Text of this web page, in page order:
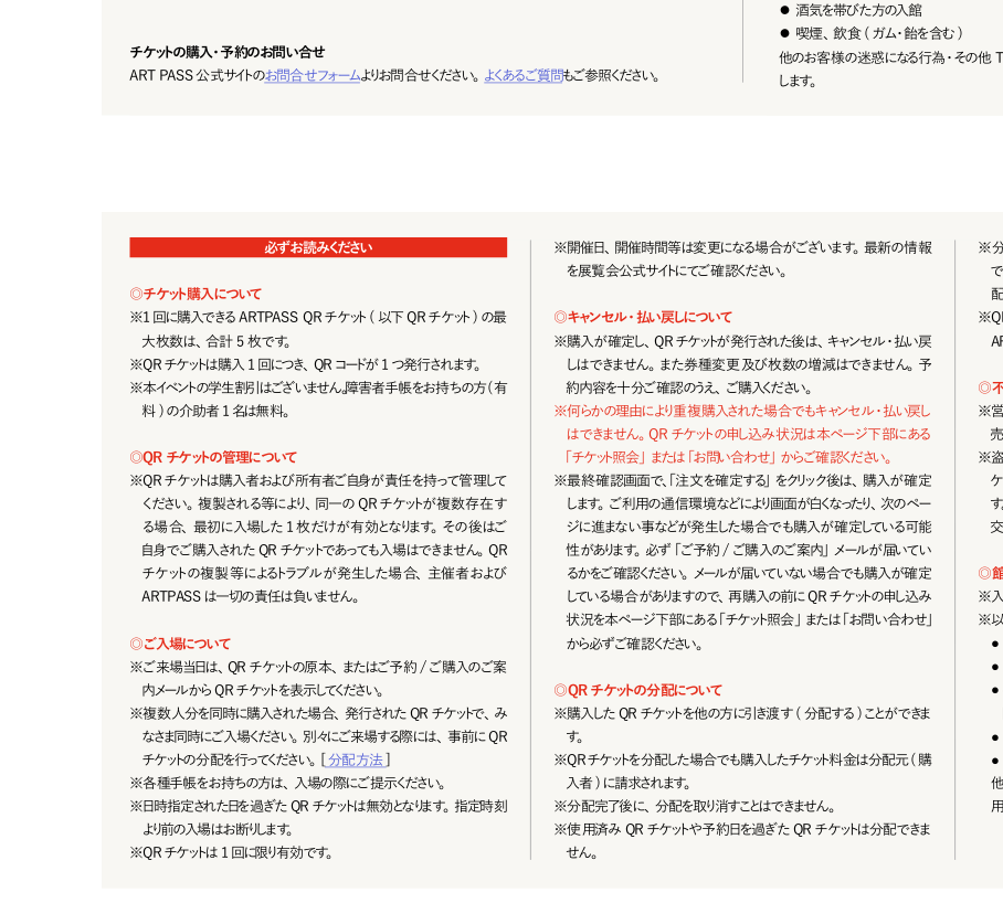
チケットの購入・予約のお問い合せ
ART PASS 公式サイトのお問 合 せフォームよりお 問 合 せください 。 よくあるご 質 問もご参 照ください。
⚫ 酒気を帯びた方の入館
⚫ 喫 煙 、飲 食 ( ガム・飴 を 含 む )
他のお客様の迷惑になる行為・その他
します。
必ずお読みください
◎チ ケット購 入 について
※1 回 に 購 入で きる A R T P A S S   Q R チ ケ ット ( 以 下 Q R チ ケ ット ) の 最
大枚数は、合計 5 枚です。
※QRチケットは購入 1回につき、QRコードが 1つ発行されます。
※本イベントの学生割引はございません。障害者手帳をお持ちの方( 有
料 ) の介助者 1 名は無料。
◎Q R チ ケットの 管 理 について
※Q R チ ケ ットは 購 入 者 お よ び 所 有 者 ご 自 身 が 責 任 を 持 って 管 理 して
ください。複製される等により、同一のQRチケットが複数存在す
る 場 合 、最 初 に 入 場した 1 枚 だ け が 有 効となります。その 後 はご
自身でご購入されたQR チケットであっても入場はできません。QR
チ ケ ット の 複 製 等 に よるトラブ ル が 発 生し た 場 合 、 主 催 者 お よ び
ARTPASSは一切の責任は負いません。
◎ご入場について
※ご 来 場 当 日 は 、Q R チ ケ ット の 原 本 、ま た は ご 予 約 / ご 購 入 の ご 案
内 メー ル か ら Q R チ ケ ットを 表 示 してくだ さい 。
※複 数 人分を同時に購入された場 合、発行された QR チケットで、み
なさま同時にご入場ください。別々にご来場する際には、事前に QR
チ ケ ット の 分 配 を 行 ってくだ さい 。[
分配方法 ]
※各種手帳をお持ちの方は、入場の際にご提示ください。
※日時指定された日を過ぎた QR チケットは無効となります。指定時刻
より前 の 入 場 は お 断 りしま す。
※Q R チ ケ ットは 1 回 に 限 り有 効 で す 。
※開催日、開催時間等は変更になる場 合がございます。最新の情報
を 展 覧 会 公 式 サ イトに て ご 確 認 くだ さ い 。
◎キャンセル・払い戻しについて
※購入が確定し、QR チケットが発行された後は、キャンセル・払い戻
しはできません。また券 種 変 更 及び 枚 数の増 減はできません。予
約 内 容 を 十 分ご 確 認 のうえ 、ご 購 入ください 。
※何らかの理由により重複購入された場合でもキャンセル・払い戻し
は で きま せ ん 。Q R チ ケ ット の 申し 込 み 状 況 は 本 ペ ー ジ 下 部 に あ る
「 チ ケ ット 照 会 」ま た は「 お 問 い 合 わ せ 」 か ら ご 確 認 くだ さい 。
※最終確認画面で、「注文を確定する」をクリック後は、購入が確定
します。ご 利用の通 信環 境などにより画面が白くなったり、次のペー
ジに進まない 事などが 発 生した場 合 でも購 入 が 確 定している可 能
性 が あります。必 ず「 ご 予 約 / ご 購 入のご 案 内 」メール が 届いてい
るかをご確認ください。メールが届いていない場合でも購入が確定
している場合がありますので、再購入の前に QR チケットの申し込み
状況を本ページ下部にある「チケット照会」または「お問い合わせ」
から必ずご 確 認ください。
◎Q R チ ケットの 分 配 について
※購入した QR チケットを他の方に引き渡す ( 分配する)ことができま
す。
※QR チケットを分配した場 合でも購入したチケット料金は分配元 ( 購
入者 ) に請求されます。
※分配完了後に、分配を取り消すことはできません。
※使用済み QR チケットや予約日を過ぎたQR チケットは分配できま
せん。
※
※
◎
※営
※
◎
※
※
●
●
●
●
●